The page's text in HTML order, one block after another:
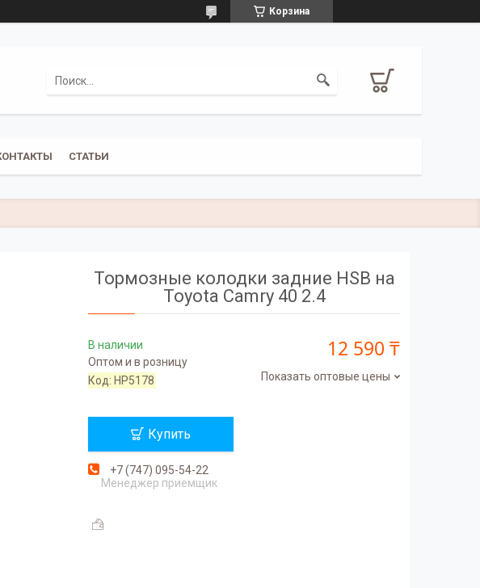
Корзина
СТАТЬИ
Тормозные колодки задние HSB на
Toyota Camry 40 2.4
В наличии
Оптом и в розницу
Код: HP5178
12 590 ₸
Показать оптовые цены
Купить
+7 (747) 095-54-22
Менеджер приемщик